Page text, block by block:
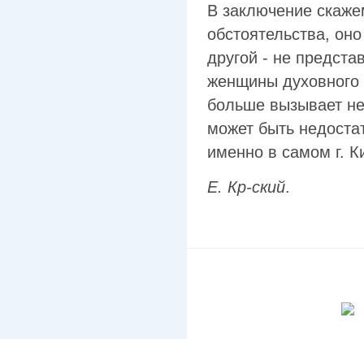
В заключение
обстоятельства,
другой - не
женщины духовного
больше вызывает
может быть
именно в самом г.
Е. Кр-ский.